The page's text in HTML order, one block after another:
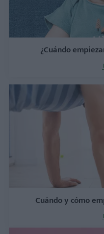
¿Cuándo
Cuándo y cómo